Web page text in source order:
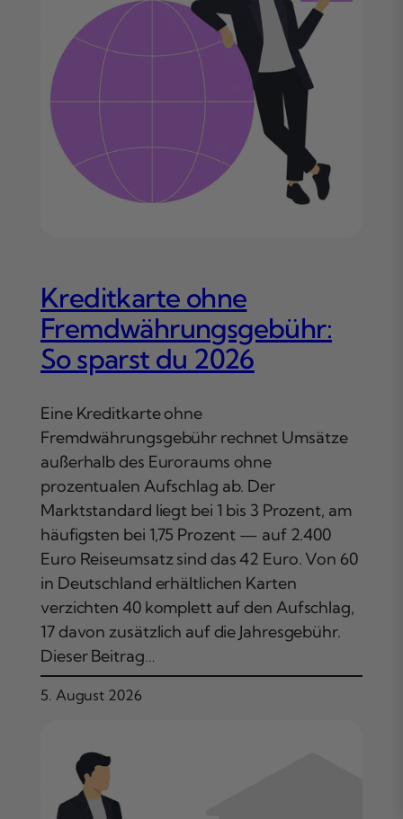
Kreditkarte ohne
Fremdwährungsgebühr:
So sparst du 2026
Eine Kreditkarte ohne
Fremdwährungsgebühr rechnet Umsätze
außerhalb des Euroraums ohne
prozentualen Aufschlag ab. Der
Marktstandard liegt bei 1 bis 3 Prozent, am
häufigsten bei 1,75 Prozent — auf 2.400
Euro Reiseumsatz sind das 42 Euro. Von 60
in Deutschland erhältlichen Karten
verzichten 40 komplett auf den Aufschlag,
17 davon zusätzlich auf die Jahresgebühr.
Dieser Beitrag…
5. August 2026